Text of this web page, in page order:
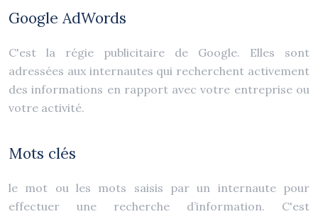
Google AdWords
C'est la régie publicitaire de Google. Elles sont
adressées aux internautes qui recherchent activement
des informations en rapport avec votre entreprise ou
votre activité.
Mots clés
le mot ou les mots saisis par un internaute pour
effectuer une recherche d’information. C'est